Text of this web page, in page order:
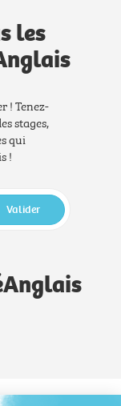
les
! Tenez-
stages,
qui
!
Valider